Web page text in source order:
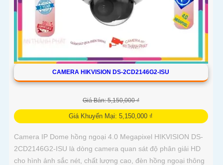
CAMERA HIKVISION DS-2CD2146G2-ISU
Giá Bán: 5,150,000 ₫
Giá Khuyến Mại: 5,150,000 ₫
Camera IP Dome hồng ngoại 4.0 Megapixel HIKVISION DS-
2CD2146G2-ISU là dòng camera quan sát độ phân giải HD
cho hình ảnh sắc nét, chất lượng cao, đèn hồng ngoại thông